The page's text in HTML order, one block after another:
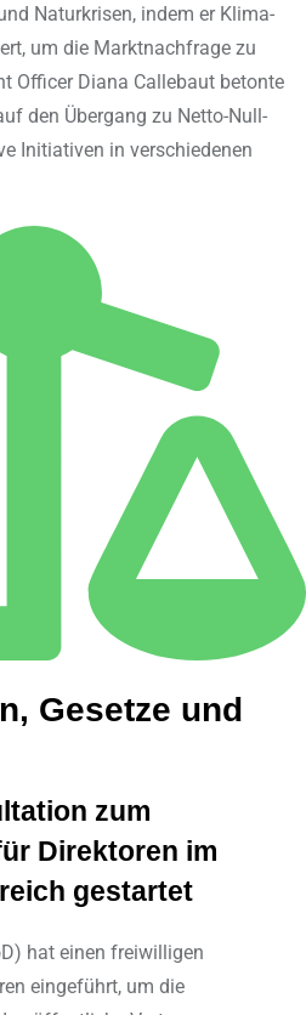
Naturkrisen, indem er Klima-
um die Marktnachfrage zu
Officer Diana Callebaut betonte
den Übergang zu Netto-Null-
Initiativen in verschiedenen
Gesetze und
zum
Direktoren im
gestartet
hat einen freiwilligen
eingeführt, um die